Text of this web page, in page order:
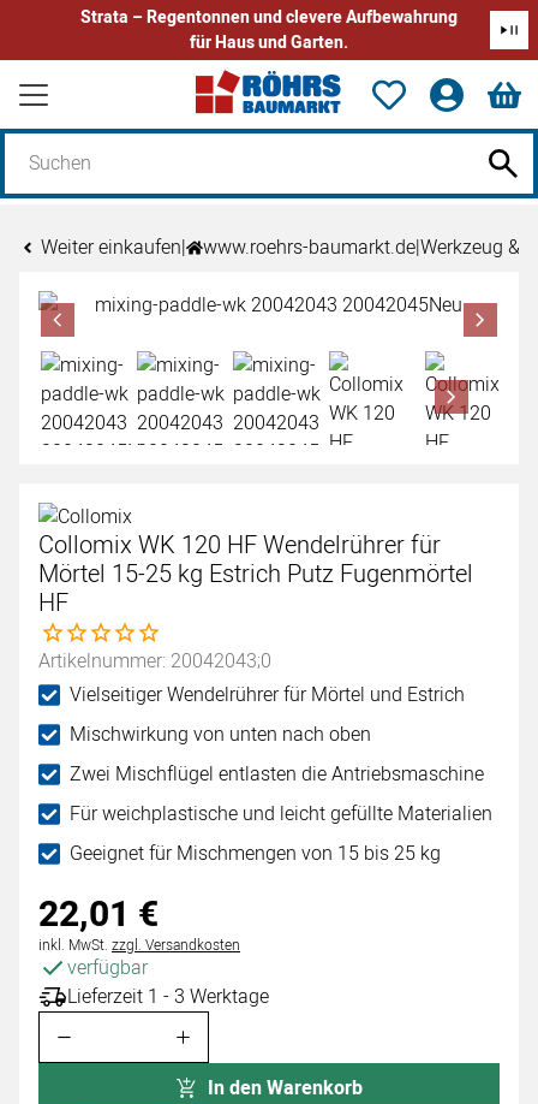
Strata – Regentonnen und clevere Aufbewahrung
für Haus und Garten.
Zum Hauptinhalt springen
Weiter einkaufen| www.roehrs-baumarkt.de|Werkzeug &
Produktgalerie
Collomix WK 120 HF Wendelrührer für
Mörtel 15-25 kg Estrich Putz Fugenmörtel
HF
Noch keine Bewertungen abgegeben
Artikelnummer: 20042043;0
Vielseitiger Wendelrührer für Mörtel und Estrich
Mischwirkung von unten nach oben
Zwei Mischflügel entlasten die Antriebsmaschine
Für weichplastische und leicht gefüllte Materialien
Geeignet für Mischmengen von 15 bis 25 kg
22,01 €
Steuerhinweis:
inkl. MwSt. zzgl. Versandkosten
verfügbar
Lieferzeit 1 - 3 Werktage
In den Warenkorb